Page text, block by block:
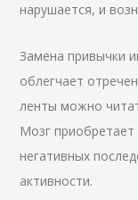
нарушается, и
Замена привычки
облегчает
ленты можно
Мозг
негативных
активности.